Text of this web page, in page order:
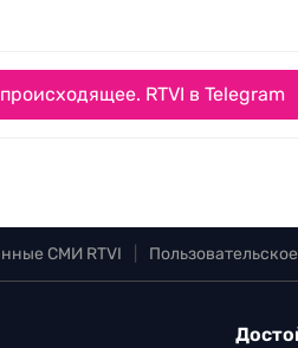
RTVI в Telegram
СМИ RTVI